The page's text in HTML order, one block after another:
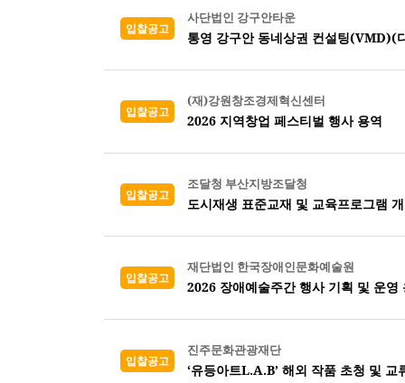
입찰공고
사단법인 강구안타운
통영 강구안 동네상권 컨설팅(VMD)(
입찰공고
(재)강원창조경제혁신센터
2026 지역창업 페스티벌 행사 용역
입찰공고
조달청 부산지방조달청
도시재생 표준교재 및 교육프로그램
입찰공고
재단법인 한국장애인문화예술원
2026 장애예술주간 행사 기획 및 운영
입찰공고
진주문화관광재단
‘유등아트L.A.B’ 해외 작품 초청 및 교